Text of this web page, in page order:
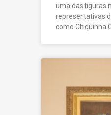
uma das figuras
representativas
como Chiquinha